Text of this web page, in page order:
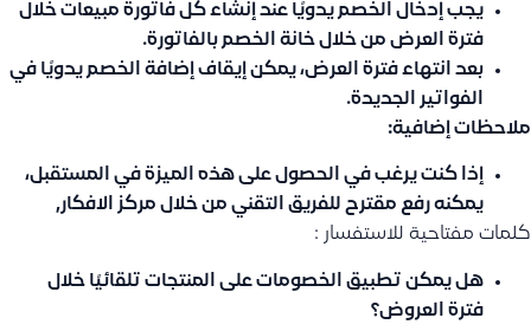
يجب إدخال الخصم يدويًا عند إنشاء كل فاتورة مبيعات خلال
فترة العرض من خلال خانة الخصم بالفاتورة.
بعد انتهاء فترة العرض، يمكن إيقاف إضافة الخصم يدويًا في
الفواتير الجديدة.
ملاحظات إضافية:
إذا كنت يرغب في الحصول على هذه الميزة في المستقبل،
يمكنه رفع مقترح للفريق التقني من خلال مركز الافكار,
كلمات مفتاحية للاستفسار :
هل يمكن تطبيق الخصومات على المنتجات تلقائيًا خلال
فترة العروض؟